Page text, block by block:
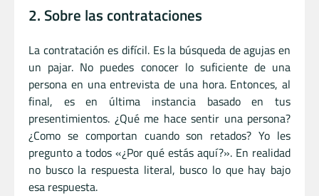
2. Sobre las contrataciones
La contratación es difícil. Es la búsqueda de agujas en
un pajar. No puedes conocer lo suficiente de una
persona en una entrevista de una hora. Entonces, al
final, es en última instancia basado en tus
presentimientos. ¿Qué me hace sentir una persona?
¿Como se comportan cuando son retados? Yo les
pregunto a todos «¿Por qué estás aquí?». En realidad
no busco la respuesta literal, busco lo que hay bajo
esa respuesta.